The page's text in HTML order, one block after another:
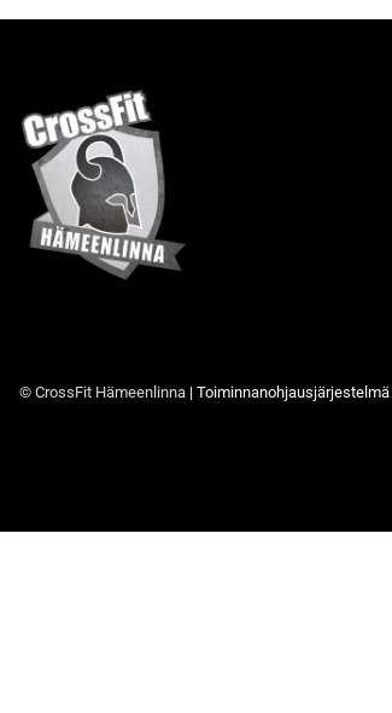
© CrossFit Hämeenlinna | Toiminnanohjausjärjestelmä